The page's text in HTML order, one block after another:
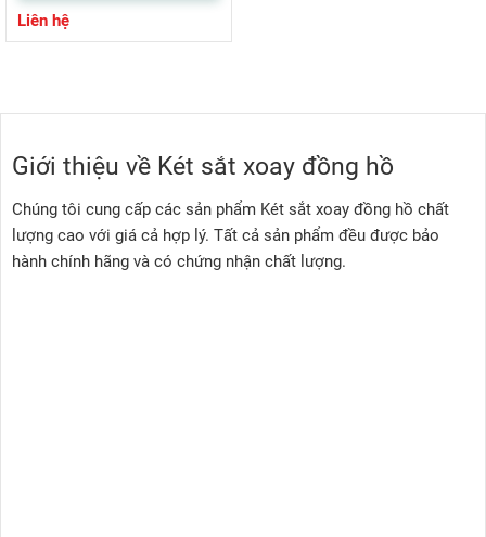
Liên hệ
Giới thiệu về Két sắt xoay đồng hồ
Chúng tôi cung cấp các sản phẩm Két sắt xoay đồng hồ chất
lượng cao với giá cả hợp lý. Tất cả sản phẩm đều được bảo
hành chính hãng và có chứng nhận chất lượng.